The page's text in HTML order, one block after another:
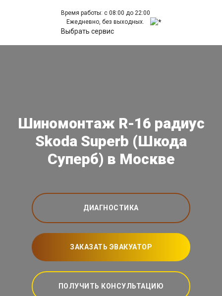
Время работы: с 08:00 до 22:00
Ежедневно, без выходных.
Выбрать сервис
Шиномонтаж R-16 радиус
Skoda Superb (Шкода
Суперб) в Москве
ДИАГНОСТИКА
ЗАКАЗАТЬ ЭВАКУАТОР
ПОЛУЧИТЬ КОНСУЛЬТАЦИЮ